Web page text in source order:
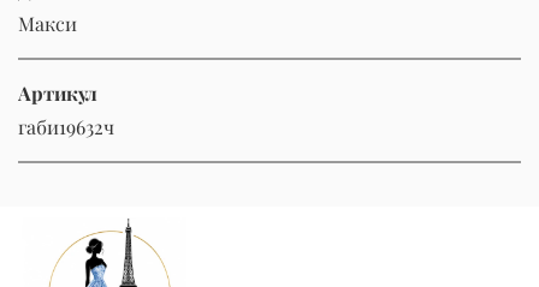
Макси
Артикул
габи19632ч